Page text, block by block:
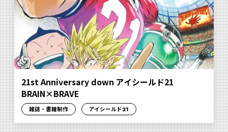
21st Anniversary down アイシールド21
BRAIN×BRAVE
雑誌・書籍制作 アイシールド21